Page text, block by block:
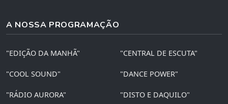
A NOSSA PROGRAMAÇÃO
"EDIÇÃO DA MANHÃ" "CENTRAL DE ESCUTA"
"COOL SOUND" "DANCE POWER"
"RÁDIO AURORA" "DISTO E DAQUILO"